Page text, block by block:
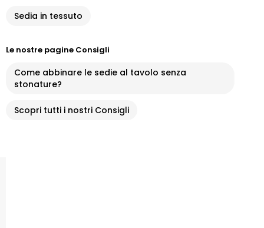
Sedia in tessuto
Le nostre pagine Consigli
Come abbinare le sedie al tavolo senza
stonature?
Scopri tutti i nostri Consigli